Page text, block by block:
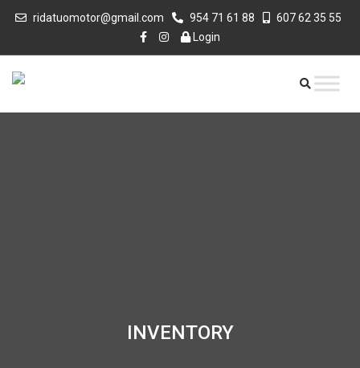
ridatuomotor@gmail.com 954 71 61 88
607 62 35 55
Login
INVENTORY